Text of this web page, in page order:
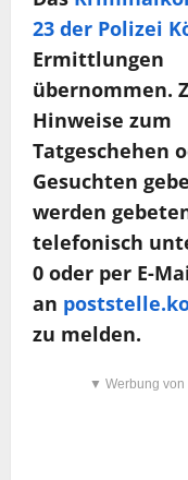
23 der Polizei
Ermittlungen
übernommen.
Hinweise zum
Tatgeschehen
Gesuchten
werden
telefonisch
0 oder per E-
an
zu melden.
▼ Werbung von